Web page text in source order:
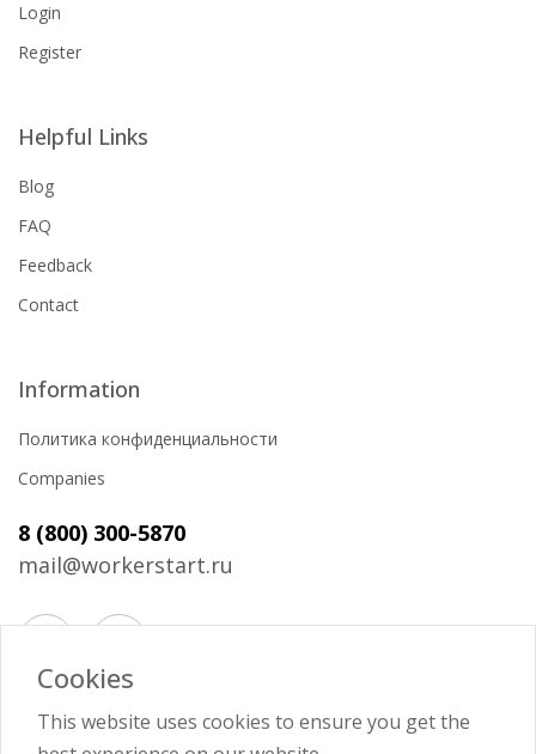
Login
Register
Helpful Links
Blog
FAQ
Feedback
Contact
Information
Политика конфиденциальности
Companies
8 (800) 300-5870
mail@workerstart.ru
Cookies
This website uses cookies to ensure you get the